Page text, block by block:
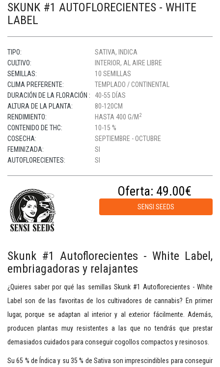
SKUNK #1 AUTOFLORECIENTES - WHITE
LABEL
TIPO:
SATIVA, INDICA
CULTIVO:
INTERIOR, AL AIRE LIBRE
SEMILLAS:
10 SEMILLAS
CLIMA PREFERENTE:
TEMPLADO / CONTINENTAL
DURACIÓN DE LA FLORACIÓN :
40-55 DÍAS
ALTURA DE LA PLANTA:
80-120CM
RENDIMIENTO:
HASTA 400 G/M 2
CONTENIDO DE THC:
10-15 %
COSECHA:
SEPTIEMBRE - OCTUBRE
FEMINIZADA:
SI
AUTOFLORECIENTES:
SI
Oferta: 49.00€
SENSI SEEDS
Skunk #1 Autoflorecientes - White Label,
embriagadoras y relajantes
¿Quieres saber por qué las semillas Skunk #1 Autoflorecientes - White
Label son de las favoritas de los cultivadores de cannabis? En primer
lugar, porque se adaptan al interior y al exterior fácilmente. Además,
producen plantas muy resistentes a las que no tendrás que prestar
demasiados cuidados para conseguir cogollos compactos y resinosos.
Su 65 % de Índica y su 35 % de Sativa son imprescindibles para conseguir